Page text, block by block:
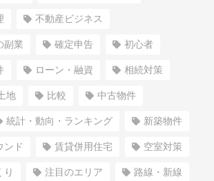
不動産ビジネス
副業 確定申告 初心者
ローン・融資 相続対策
地 比較 中古物件
統計・動向・ランキング 新築物件
ンド 賃貸併用住宅 空室対策
り 注目のエリア 路線・新線